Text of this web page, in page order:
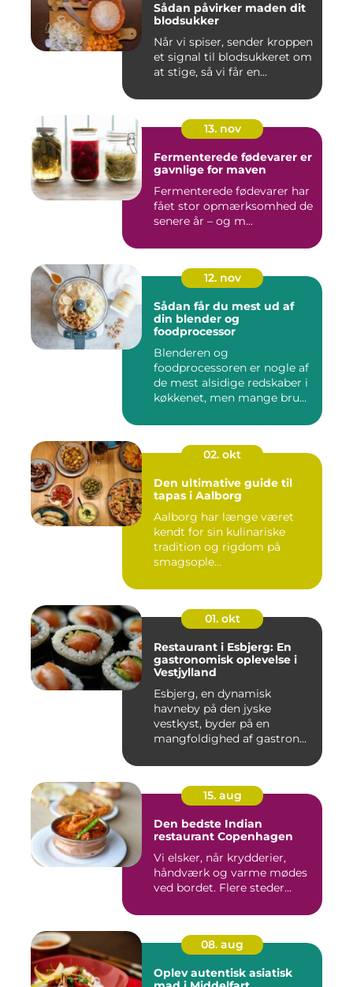
Sådan påvirker maden dit
blodsukker
Når vi spiser, sender kroppen
et signal til blodsukkeret om
at stige, så vi får en...
13. nov
Fermenterede fødevarer er
gavnlige for maven
Fermenterede fødevarer har
fået stor opmærksomhed de
senere år – og m...
12. nov
Sådan får du mest ud af
din blender og
foodprocessor
Blenderen og
foodprocessoren er nogle af
de mest alsidige redskaber i
køkkenet, men mange bru...
02. okt
Den ultimative guide til
tapas i Aalborg
Aalborg har længe været
kendt for sin kulinariske
tradition og rigdom på
smagsople...
01. okt
Restaurant i Esbjerg: En
gastronomisk oplevelse i
Vestjylland
Esbjerg, en dynamisk
havneby på den jyske
vestkyst, byder på en
mangfoldighed af gastron...
15. aug
Den bedste Indian
restaurant Copenhagen
Vi elsker, når krydderier,
håndværk og varme mødes
ved bordet. Flere steder...
08. aug
Oplev autentisk asiatisk